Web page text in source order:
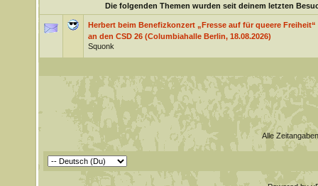
Die folgenden Themen wurden seit deinem letzten
Herbert beim Benefizkonzert „Fresse auf für queere Freiheit“
an den CSD 26 (Columbiahalle Berlin, 18.08.2026)
Squonk
Alle